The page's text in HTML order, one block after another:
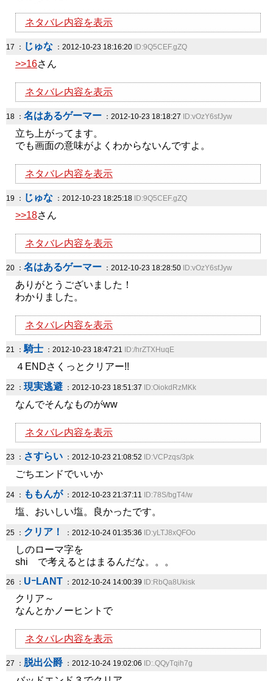
ネタバレ内容を表示
17 ： じゅな ：2012-10-23 18:16:20 ID:9Q5CEF.gZQ
>>16さん
ネタバレ内容を表示
18 ： 名はあるゲーマー ：2012-10-23 18:18:27 ID:vOzY6sfJyw
立ち上がってます。
でも画面の意味がよくわからないんですよ。
ネタバレ内容を表示
19 ： じゅな ：2012-10-23 18:25:18 ID:9Q5CEF.gZQ
>>18さん
ネタバレ内容を表示
20 ： 名はあるゲーマー ：2012-10-23 18:28:50 ID:vOzY6sfJyw
ありがとうございました！
わかりました。
ネタバレ内容を表示
21 ：騎士 ：2012-10-23 18:47:21 ID:/hrZTXHuqE
４ENDさくっとクリアー!!
22 ： 現実逃避 ：2012-10-23 18:51:37 ID:OiokdRzMKk
なんでそんなものがww
ネタバレ内容を表示
23 ： さすらい ：2012-10-23 21:08:52 ID:VCPzqs/3pk
ごちエンドでいいか
24 ： ももんが：2012-10-23 21:37:11 ID:78S/bgT4/w
塩、おいしい塩。良かったです。
25 ： クリア！ ：2012-10-24 01:35:36 ID:yLTJ8xQFOo
しのローマ字を
shi で考えるとはまるんだな。。。
26 ： UｰLANT ：2012-10-24 14:00:39 ID:RbQa8Ukisk
クリア～
なんとかノーヒントで
ネタバレ内容を表示
27 ： 脱出公爵 ：2012-10-24 19:02:06 ID:.QQyTqih7g